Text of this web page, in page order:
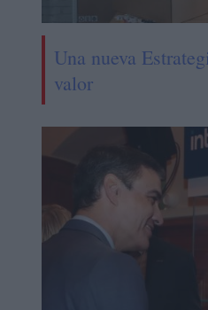
Una nueva
valor